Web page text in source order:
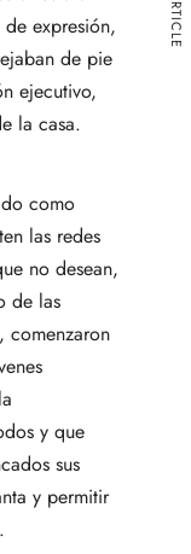
expresión,
de pie
ejecutivo,
la casa.
como
las redes
no desean,
de las
comenzaron
y que
sus
y permitir